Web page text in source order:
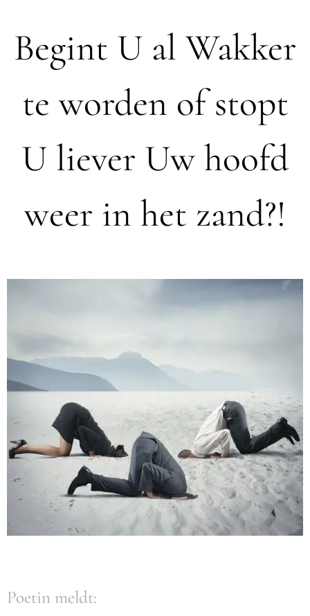
Begint U al Wakker
te worden of stopt
U liever Uw hoofd
weer in het zand?!
Poetin meldt: